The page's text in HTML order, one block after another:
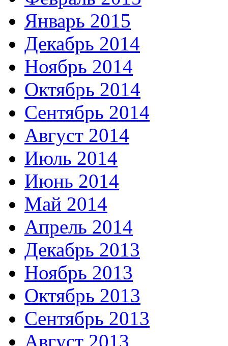
Январь 2015
Декабрь 2014
Ноябрь 2014
Октябрь 2014
Сентябрь 2014
Август 2014
Июль 2014
Июнь 2014
Май 2014
Апрель 2014
Декабрь 2013
Ноябрь 2013
Октябрь 2013
Сентябрь 2013
Август 2013